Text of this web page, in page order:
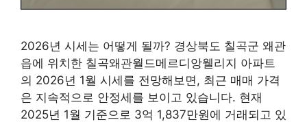
2026년 시세는 어떻게 될까? 경상북도 칠곡군 왜관
읍에 위치한 칠곡왜관월드메르디앙웰리지 아파트
의 2026년 1월 시세를 전망해보면, 최근 매매 가격
은 지속적으로 안정세를 보이고 있습니다. 현재
2025년 1월 기준으로 3억 1,837만원에 거래되고 있